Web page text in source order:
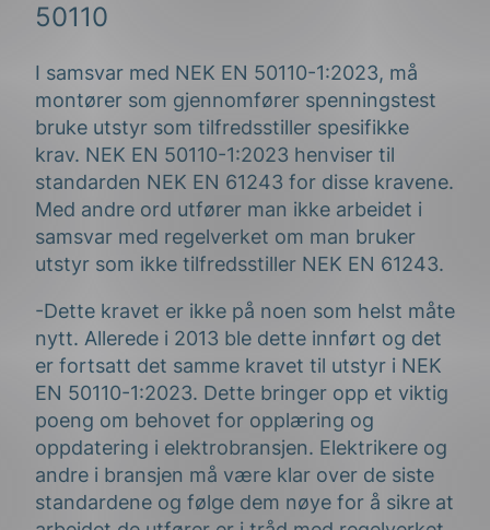
50110
I samsvar med NEK EN 50110-1:2023, må
montører som gjennomfører spenningstest
bruke utstyr som tilfredsstiller spesifikke
krav. NEK EN 50110-1:2023 henviser til
standarden NEK EN 61243 for disse kravene.
Med andre ord utfører man ikke arbeidet i
samsvar med regelverket om man bruker
utstyr som ikke tilfredsstiller NEK EN 61243.
-Dette kravet er ikke på noen som helst måte
nytt. Allerede i 2013 ble dette innført og det
er fortsatt det samme kravet til utstyr i NEK
EN 50110-1:2023. Dette bringer opp et viktig
poeng om behovet for opplæring og
oppdatering i elektrobransjen. Elektrikere og
andre i bransjen må være klar over de siste
standardene og følge dem nøye for å sikre at